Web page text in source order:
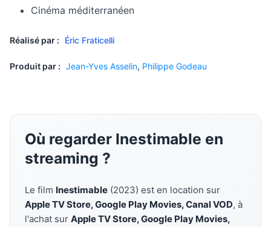
Cinéma méditerranéen
Réalisé par : Éric Fraticelli
Produit par : Jean-Yves Asselin, Philippe Godeau
Où regarder Inestimable en
streaming ?
Le film Inestimable (2023) est en location sur
Apple TV Store, Google Play Movies, Canal VOD, à
l'achat sur Apple TV Store, Google Play Movies,